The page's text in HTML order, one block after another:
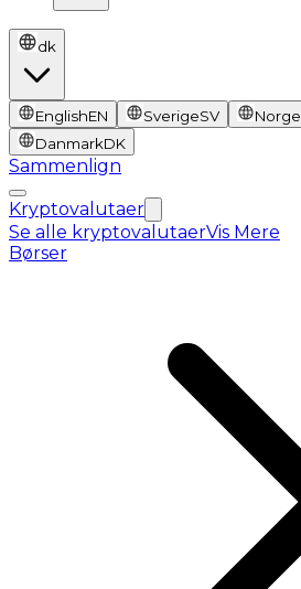
dk
EnglishEN SverigeSV Norge
DanmarkDK
Sammenlign
Kryptovalutaer
Se alle kryptovalutaerVis Mere
Børser